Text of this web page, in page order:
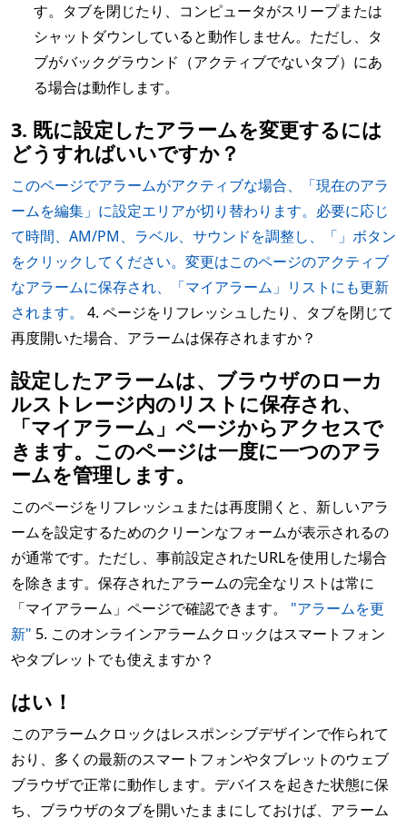
す。タブを閉じたり、コンピュータがスリープまたは
シャットダウンしていると動作しません。ただし、タ
ブがバックグラウンド（アクティブでないタブ）にあ
る場合は動作します。
3. 既に設定したアラームを変更するには
どうすればいいですか？
このページでアラームがアクティブな場合、「現在のアラ
ームを編集」に設定エリアが切り替わります。必要に応じ
て時間、AM/PM、ラベル、サウンドを調整し、「」ボタン
をクリックしてください。変更はこのページのアクティブ
なアラームに保存され、「マイアラーム」リストにも更新
されます。
4. ページをリフレッシュしたり、タブを閉じて
再度開いた場合、アラームは保存されますか？
設定したアラームは、ブラウザのローカ
ルストレージ内のリストに保存され、
「マイアラーム」ページからアクセスで
きます。このページは一度に一つのアラ
ームを管理します。
このページをリフレッシュまたは再度開くと、新しいアラ
ームを設定するためのクリーンなフォームが表示されるの
が通常です。ただし、事前設定されたURLを使用した場合
を除きます。保存されたアラームの完全なリストは常に
「マイアラーム」ページで確認できます。 "アラームを更
新" 5. このオンラインアラームクロックはスマートフォン
やタブレットでも使えますか？
はい！
このアラームクロックはレスポンシブデザインで作られて
おり、多くの最新のスマートフォンやタブレットのウェブ
ブラウザで正常に動作します。デバイスを起きた状態に保
ち、ブラウザのタブを開いたままにしておけば、アラーム